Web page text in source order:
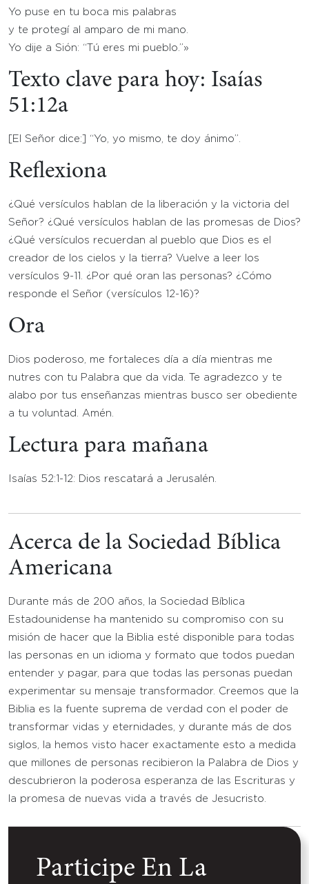
Yo puse en tu boca mis palabras
y te protegí al amparo de mi mano.
Yo dije a Sión: “Tú eres mi pueblo.”»
Texto clave para hoy: Isaías
51:12a
[El Señor dice:] “Yo, yo mismo, te doy ánimo”.
Reflexiona
¿Qué versículos hablan de la liberación y la victoria del
Señor? ¿Qué versículos hablan de las promesas de Dios?
¿Qué versículos recuerdan al pueblo que Dios es el
creador de los cielos y la tierra? Vuelve a leer los
versículos 9-11. ¿Por qué oran las personas? ¿Cómo
responde el Señor (versículos 12-16)?
Ora
Dios poderoso, me fortaleces día a día mientras me
nutres con tu Palabra que da vida. Te agradezco y te
alabo por tus enseñanzas mientras busco ser obediente
a tu voluntad. Amén.
Lectura para mañana
Isaías 52:1-12: Dios rescatará a Jerusalén.
Acerca de la Sociedad Bíblica
Americana
Durante más de 200 años, la Sociedad Bíblica
Estadounidense ha mantenido su compromiso con su
misión de hacer que la Biblia esté disponible para todas
las personas en un idioma y formato que todos puedan
entender y pagar, para que todas las personas puedan
experimentar su mensaje transformador. Creemos que la
Biblia es la fuente suprema de verdad con el poder de
transformar vidas y eternidades, y durante más de dos
siglos, la hemos visto hacer exactamente esto a medida
que millones de personas recibieron la Palabra de Dios y
descubrieron la poderosa esperanza de las Escrituras y
la promesa de nuevas vida a través de Jesucristo.
Participe En La